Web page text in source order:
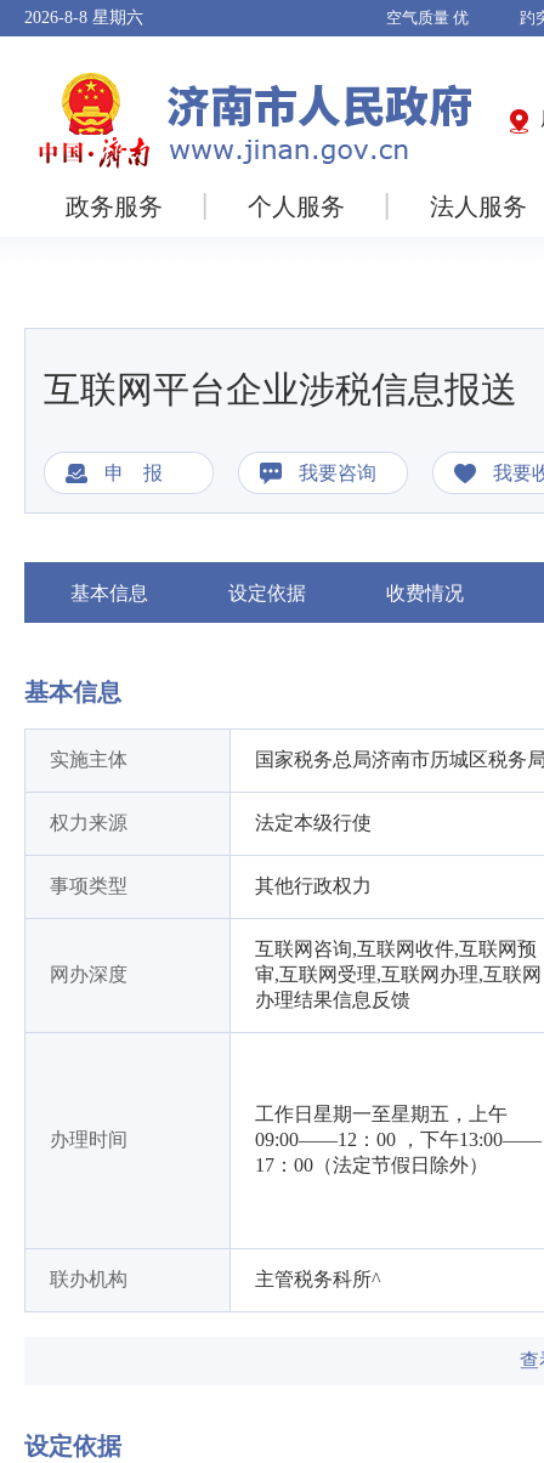
2026-8-8 星期六
政务服务 个人服务 法人服务
互联网平台企业涉税信息报送
申 报 我要咨询 我要
基本信息 设定依据 收费情况
基本信息
实施主体 国家税务总局济南市历城区税务
权力来源 法定本级行使
事项类型 其他行政权力
网办深度
互联网咨询,互联网收件,互联网预
审,互联网受理,互联网办理,互联网
办理结果信息反馈
办理时间
工作日星期一至星期五，上午
09:00——12：00 ，下午13:00——
17：00（法定节假日除外）
联办机构 主管税务科所^
查
设定依据